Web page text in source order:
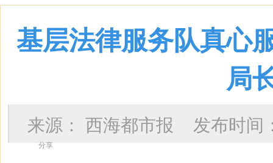
基层法律服务队真
局
来源： 西海都市报 发布时间
分享